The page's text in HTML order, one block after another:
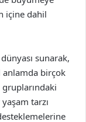
içine dahil
sunarak,
anlamda birçok
gruplarındaki
tarzı